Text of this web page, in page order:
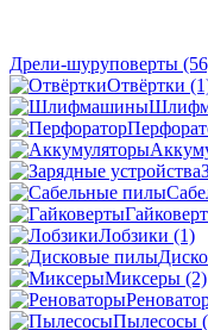
Дрели-шуруповерты
Отвёртки
Лобзики (1)
Миксеры (2)
Пылесосы